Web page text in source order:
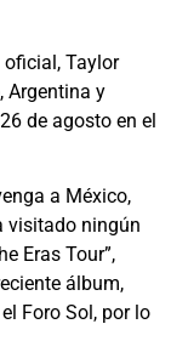
oficial, Taylor
Argentina y
de agosto en el
a México,
visitado ningún
Eras Tour”,
álbum,
Foro Sol, por lo